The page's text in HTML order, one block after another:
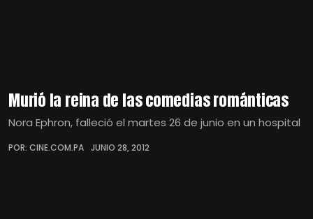
Murió la reina de las comedias románticas
Nora Ephron, falleció el martes 26 de junio en un hospital
POR: CINE.COM.PA JUNIO 28, 2012